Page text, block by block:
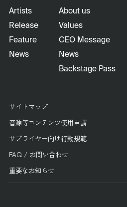
Artists
Release
Feature
News
About us
Values
CEO Message
News
Backstage Pass
サイトマップ
音源等コンテンツ使用申請
サプライヤー向け行動規範
FAQ / お問い合わせ
重要なお知らせ